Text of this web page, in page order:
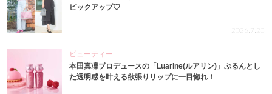
ピックアップ♡
2026.7.23
ビューティー
本田真凜プロデュースの「Luarine(ルアリン)」ぷるんとし
た透明感を叶える欲張りリップに一目惚れ！